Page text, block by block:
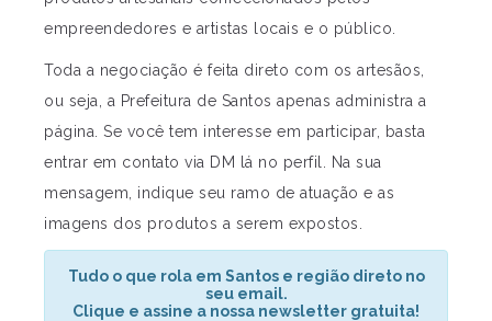
empreendedores e artistas locais e o público.
Toda a negociação é feita direto com os artesãos,
ou seja, a Prefeitura de Santos apenas administra a
página. Se você tem interesse em participar, basta
entrar em contato via DM lá no perfil. Na sua
mensagem, indique seu ramo de atuação e as
imagens dos produtos a serem expostos.
Tudo o que rola em Santos e região direto no
seu email.
Clique e assine a nossa newsletter gratuita!